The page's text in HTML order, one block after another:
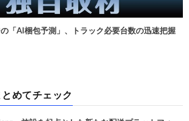
の「AI梱包予測」、トラック必要台数の迅速把握
とめてチェック